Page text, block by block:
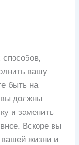
вашу
быть на
вы должны
и заменить
Вскоре вы
вашей жизни и